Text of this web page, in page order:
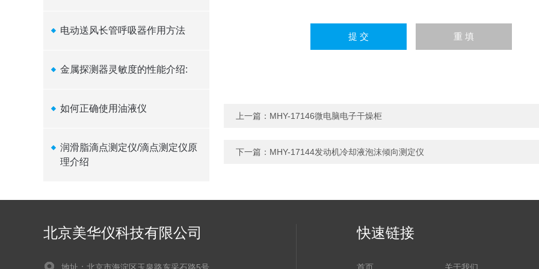
电动送风长管呼吸器作用方法
金属探测器灵敏度的性能介绍:
如何正确使用油液仪
润滑脂滴点测定仪/滴点测定仪原
理介绍
上一篇： MHY-17146微电脑电子干燥柜
下一篇： MHY-17144发动机冷却液泡沫倾向测定仪
北京美华仪科技有限公司 快速链接